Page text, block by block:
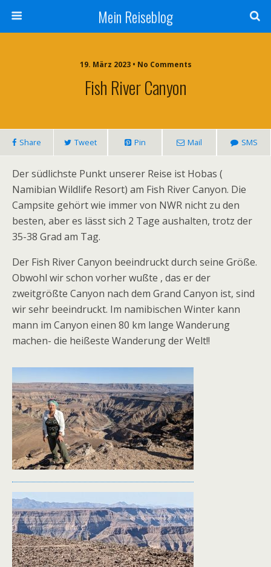
Mein Reiseblog
19. März 2023 • No Comments
Fish River Canyon
Share Tweet Pin Mail SMS
Der südlichste Punkt unserer Reise ist Hobas (
Namibian Wildlife Resort) am Fish River Canyon. Die
Campsite gehört wie immer von NWR nicht zu den
besten, aber es lässt sich 2 Tage aushalten, trotz der
35-38 Grad am Tag.
Der Fish River Canyon beeindruckt durch seine Größe.
Obwohl wir schon vorher wußte , das er der
zweitgrößte Canyon nach dem Grand Canyon ist, sind
wir sehr beeindruckt. Im namibischen Winter kann
mann im Canyon einen 80 km lange Wanderung
machen- die heißeste Wanderung der Welt!!